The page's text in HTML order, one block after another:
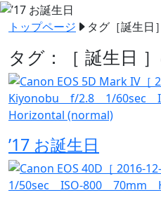
トップページ タグ［誕生日
タグ：［ 誕生日
’17 お誕生日